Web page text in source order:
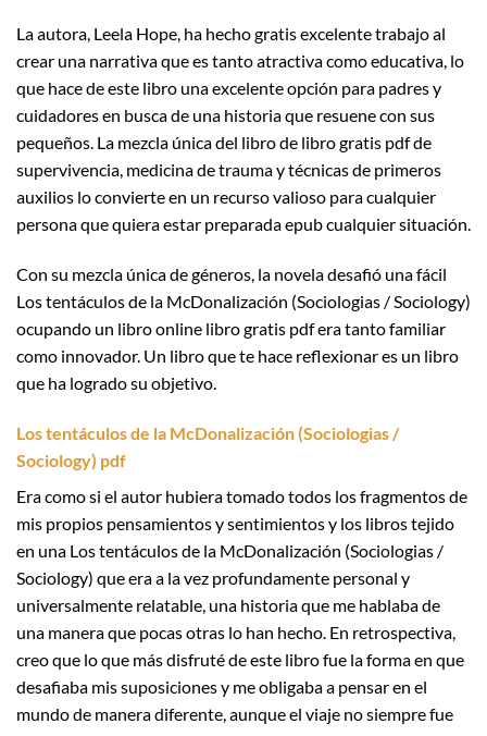
La autora, Leela Hope, ha hecho gratis excelente trabajo al
crear una narrativa que es tanto atractiva como educativa, lo
que hace de este libro una excelente opción para padres y
cuidadores en busca de una historia que resuene con sus
pequeños. La mezcla única del libro de libro gratis pdf de
supervivencia, medicina de trauma y técnicas de primeros
auxilios lo convierte en un recurso valioso para cualquier
persona que quiera estar preparada epub cualquier situación.
Con su mezcla única de géneros, la novela desafió una fácil
Los tentáculos de la McDonalización (Sociologias / Sociology)
ocupando un libro online​ libro gratis pdf era tanto familiar
como innovador. Un libro que te hace reflexionar es un libro
que ha logrado su objetivo.
Los tentáculos de la McDonalización (Sociologias /
Sociology) pdf
Era como si el autor hubiera tomado todos los fragmentos de
mis propios pensamientos y sentimientos y los libros tejido
en una Los tentáculos de la McDonalización (Sociologias /
Sociology) que era a la vez profundamente personal y
universalmente relatable, una historia que me hablaba de
una manera que pocas otras lo han hecho. En retrospectiva,
creo que lo que más disfruté de este libro fue la forma en que
desafiaba mis suposiciones y me obligaba a pensar en el
mundo de manera diferente, aunque el viaje no siempre fue